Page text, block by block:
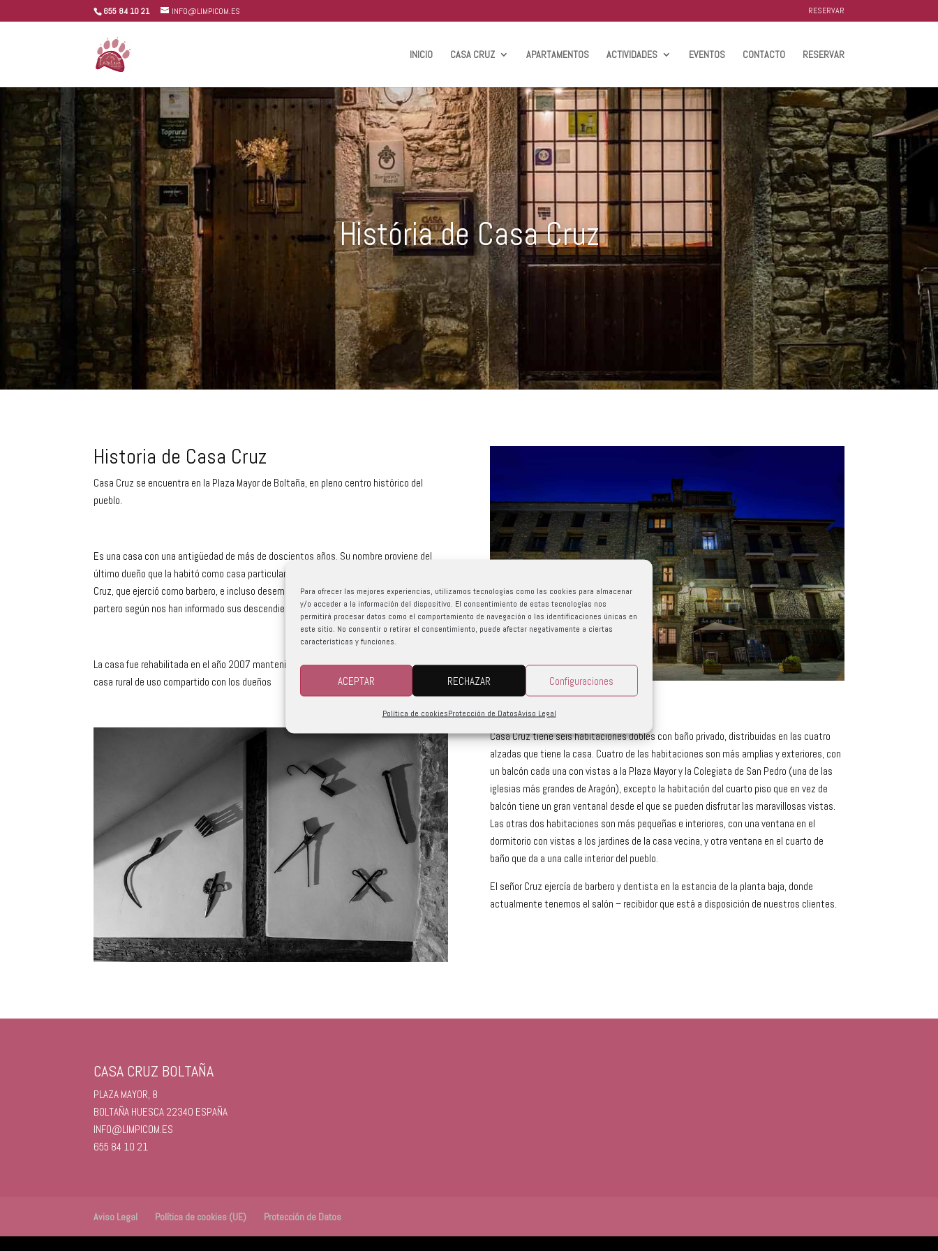
Para ofrecer las mejores experiencias, utilizamos tecnologías como las cookies para almacenar
y/o acceder a la información del dispositivo. El consentimiento de estas tecnologías nos
permitirá procesar datos como el comportamiento de navegación o las identificaciones únicas en
este sitio. No consentir o retirar el consentimiento, puede afectar negativamente a ciertas
características y funciones.
ACEPTAR RECHAZAR Configuraciones
Política de cookiesProtección de DatosAviso Legal
655 84 10 21 INFO@LIMPICOM.ES RESERVAR
INICIO CASA CRUZ APARTAMENTOS ACTIVIDADES EVENTOS CONTACTO RESERVAR
História de Casa Cruz
Historia de Casa Cruz
Casa Cruz se encuentra en la Plaza Mayor de Boltaña, en pleno centro histórico del
pueblo.
Es una casa con una antigüedad de más de doscientos años. Su nombre proviene del
último dueño que la habitó como casa particular a principios del siglo pasado, el señor
Cruz, que ejerció como barbero, e incluso desempeñó funciones propias de dentista y
partero según nos han informado sus descendientes.
La casa fue rehabilitada en el año 2007 manteniendo su sabor original para destinarla a
casa rural de uso compartido con los dueños
Casa Cruz tiene seis habitaciones dobles con baño privado, distribuidas en las cuatro
alzadas que tiene la casa. Cuatro de las habitaciones son más amplias y exteriores, con
un balcón cada una con vistas a la Plaza Mayor y la Colegiata de San Pedro (una de las
iglesias más grandes de Aragón), excepto la habitación del cuarto piso que en vez de
balcón tiene un gran ventanal desde el que se pueden disfrutar las maravillosas vistas.
Las otras dos habitaciones son más pequeñas e interiores, con una ventana en el
dormitorio con vistas a los jardines de la casa vecina, y otra ventana en el cuarto de
baño que da a una calle interior del pueblo.
El señor Cruz ejercía de barbero y dentista en la estancia de la planta baja, donde
actualmente tenemos el salón – recibidor que está a disposición de nuestros clientes.
CASA CRUZ BOLTAÑA
PLAZA MAYOR, 8
BOLTAÑA HUESCA 22340 ESPAÑA
INFO@LIMPICOM.ES
655 84 10 21
Aviso Legal Política de cookies (UE) Protección de Datos